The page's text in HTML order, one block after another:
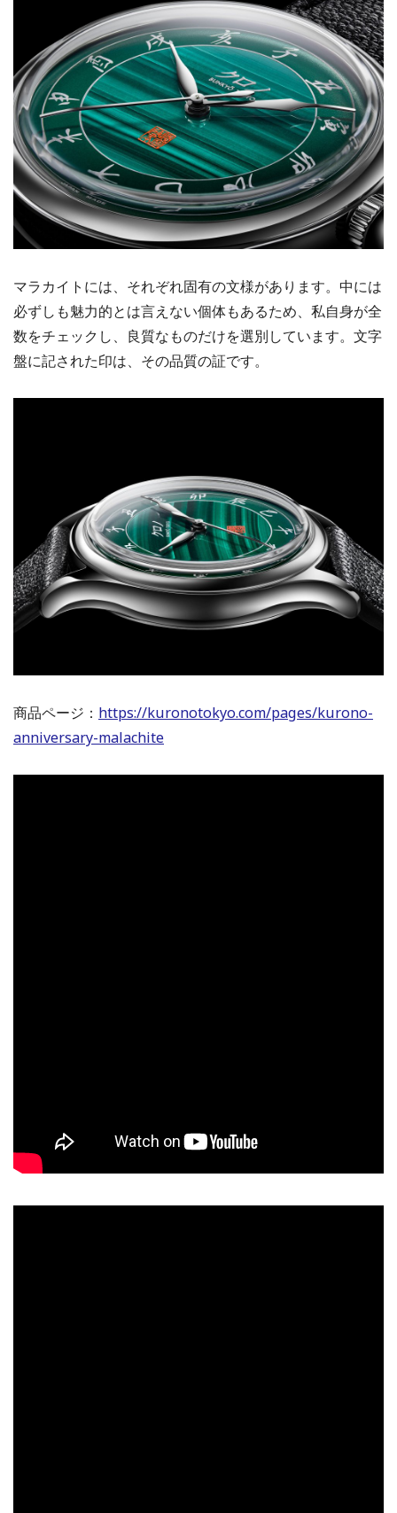
マラカイトには、それぞれ固有の文様があります。中には
必ずしも魅力的とは言えない個体もあるため、私自身が全
数をチェックし、良質なものだけを選別しています。文字
盤に記された印は、その品質の証です。
商品ページ： https://kuronotokyo.com/pages/kurono-
anniversary-malachite